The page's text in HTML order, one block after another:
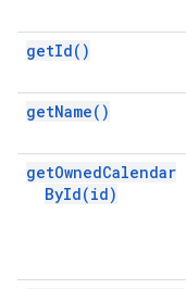
getId( )
getName( )
getOwnedCalendar
ById(id)